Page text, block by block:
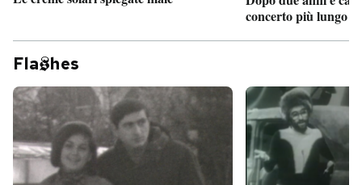
concerto più lungo
Fla hes